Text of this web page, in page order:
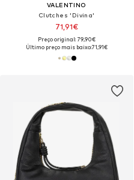
VALENTINO
Clutches 'Divina'
71,91€
Preço original: 79,90€
Último preço mais baixo:71,91€